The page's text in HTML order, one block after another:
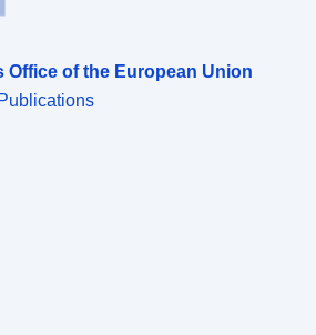
Office of the European Union